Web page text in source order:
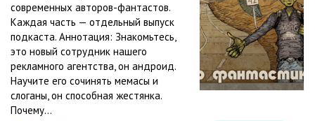
современных авторов-фантастов.
Каждая часть — отдельный выпуск
подкаста. Аннотация: Знакомьтесь,
это новый сотрудник нашего
рекламного агентства, он андроид.
Научите его сочинять мемасы и
слоганы, он способная жестянка.
Почему...